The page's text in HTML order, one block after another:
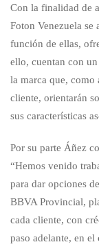
Con la finalidad de
Foton Venezuela se
función de ellas,
ello, cuentan con
la marca que, como
cliente, orientarán
sus características
Por su parte Áñez
“Hemos venido
para dar opciones
BBVA Provincial,
cada cliente, con
paso adelante, en